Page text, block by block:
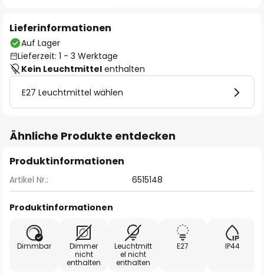
Lieferinformationen
Auf Lager
Lieferzeit: 1 - 3 Werktage
Kein Leuchtmittel enthalten
E27 Leuchtmittel wählen
Ähnliche Produkte entdecken
Produktinformationen
Artikel Nr.: 6515148
Produktinformationen
Dimmbar
Dimmer
nicht
enthalten
Leuchtmitt
el nicht
enthalten
E27 IP44